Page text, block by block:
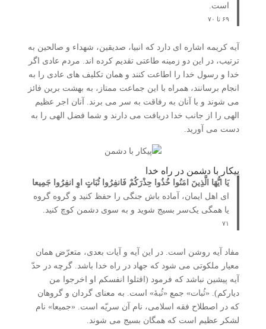
است.
۶۹ تا ۷۰
آیه کریمه اشاره ای دارد که انبیا، صدیقین، شهداء و صالحین به
ترتیب، در این دو زمینه طاعتی تقدیم کرده اند. مردم عادی اگر
خدا و رسول خدا را اطاعت کنند و همان تکلیف های عادی را به
انجام برسانند، همراه با این جماعت ممتاز، به بهشت برین فائز
می شوند و با آنان به رفاقت به سر می برند. آنان اجر عظیم
الهی را از جانب خدا دریافت می دارند و شما فضل الهی را به
دست می آورید.
پیکار با دشمن در راه خدا
یَا ایُّهَا الَّذِینَ امَنُوا خُذُوا حِذْرَکُمْ فَانفِرُوا ثُبَاتٍ اوِ انفِرُوا جَمِیعا
ای اهل ایمان، آماده باش جنگی را حفظ کنید و گروه گروه
یا همگی یک‌سر بسیج شوید و به سوی دشمن کوچ کنید.
۷۱
مفاد آیه روشن است. در این آیه و آیات بعدی، متعرّض همان
معیار ملکوتی می شود که جهاد در راه خدا باشد. گرچه در حدّ
آیه پیشین نباشد که فرمود (اقتلوا انفسکم او اخرجوا من
دیارکم). «ثُبات» جمع «ثُبۀ» است. به معنای گردان و گروهان
که در اصطلاح فقه اسلامی، نام آن سریّه است. «جمیعا» نام
لشکر عظیم است که همگان بسیج می شوند.